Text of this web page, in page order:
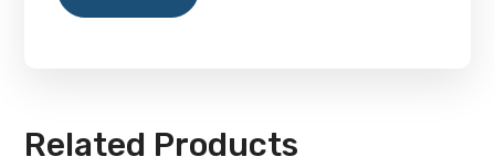
Related Products